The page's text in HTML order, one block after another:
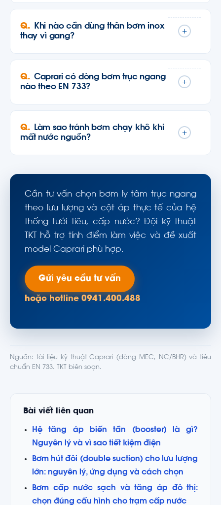
Khi nào cần dùng thân bơm inox
thay vì gang?
+
Caprari có dòng bơm trục ngang
nào theo EN 733?
+
Làm sao tránh bơm chạy khô khi
mất nước nguồn?
+
Cần tư vấn chọn bơm ly tâm trục ngang
theo lưu lượng và cột áp thực tế của hệ
thống tưới tiêu, cấp nước? Đội kỹ thuật
TKT hỗ trợ tính điểm làm việc và đề xuất
model Caprari phù hợp.
Gửi yêu cầu tư vấn
hoặc hotline 0941.400.488
Nguồn: tài liệu kỹ thuật Caprari (dòng MEC, NC/BHR) và tiêu
chuẩn EN 733. TKT biên soạn.
Bài viết liên quan
Hệ tăng áp biến tần (booster) là gì?
Nguyên lý và vì sao tiết kiệm điện
Bơm hút đôi (double suction) cho lưu lượng
lớn: nguyên lý, ứng dụng và cách chọn
Bơm cấp nước sạch và tăng áp đô thị:
chọn đúng cấu hình cho trạm cấp nước